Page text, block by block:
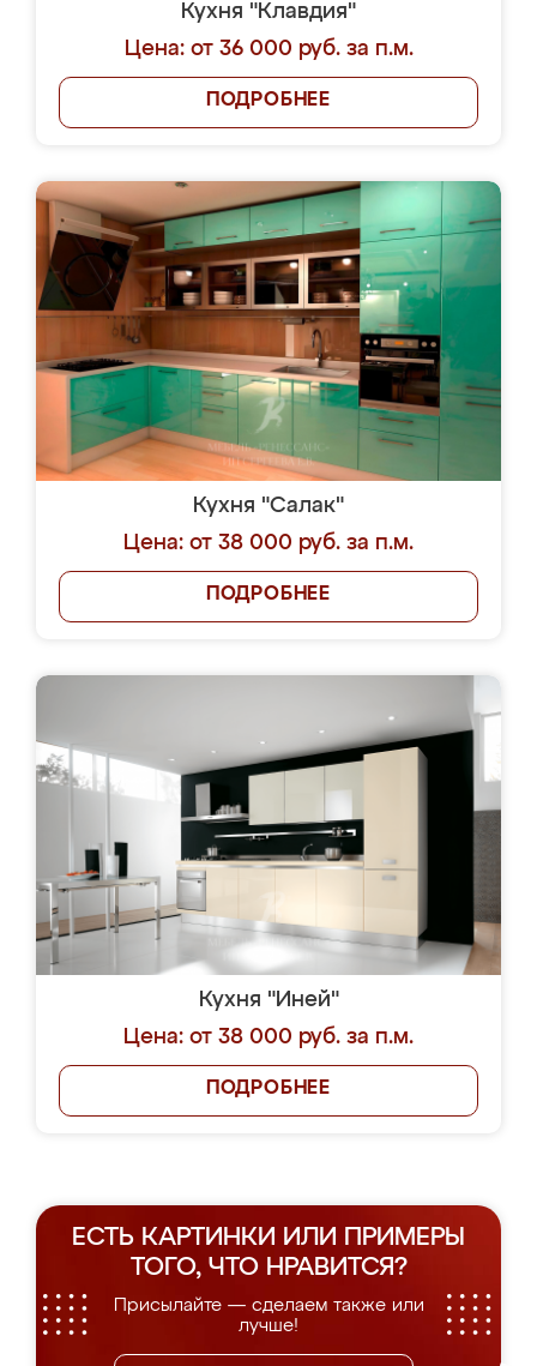
Кухня "Клавдия"
Цена: от 36 000 руб. за п.м.
ПОДРОБНЕЕ
Кухня "Салак"
Цена: от 38 000 руб. за п.м.
ПОДРОБНЕЕ
Кухня "Иней"
Цена: от 38 000 руб. за п.м.
ПОДРОБНЕЕ
ЕСТЬ КАРТИНКИ ИЛИ ПРИМЕРЫ
ТОГО, ЧТО НРАВИТСЯ?
Присылайте — сделаем также или
лучше!